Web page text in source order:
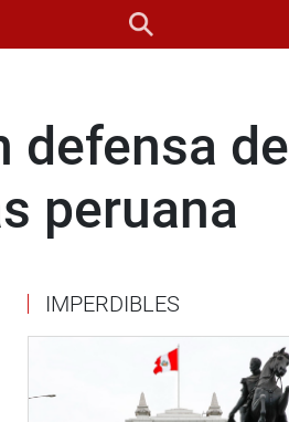
del
peruana
IMPERDIBLES